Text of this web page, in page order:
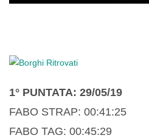
1° PUNTATA: 29/05/19
FABO STRAP: 00:41:25
FABO TAG: 00:45:29